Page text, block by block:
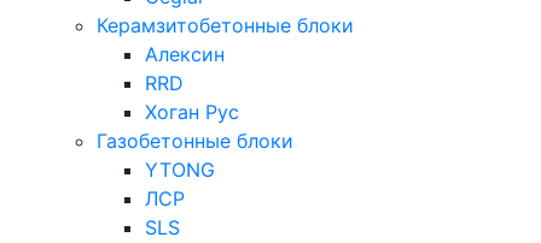
Керамзитобетонные блоки
Алексин
RRD
Хоган Рус
Газобетонные блоки
YTONG
ЛСР
SLS